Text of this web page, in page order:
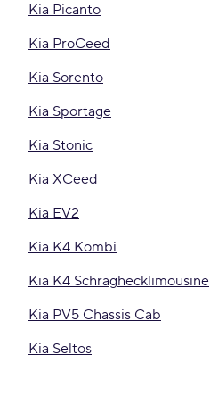
Kia Picanto
Kia ProCeed
Kia Sorento
Kia Sportage
Kia Stonic
Kia XCeed
Kia EV2
Kia K4 Kombi
Kia K4 Schräghecklimousine
Kia PV5 Chassis Cab
Kia Seltos